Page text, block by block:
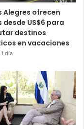
Alegres ofrecen
desde US$6 para
destinos
en vacaciones
1 día